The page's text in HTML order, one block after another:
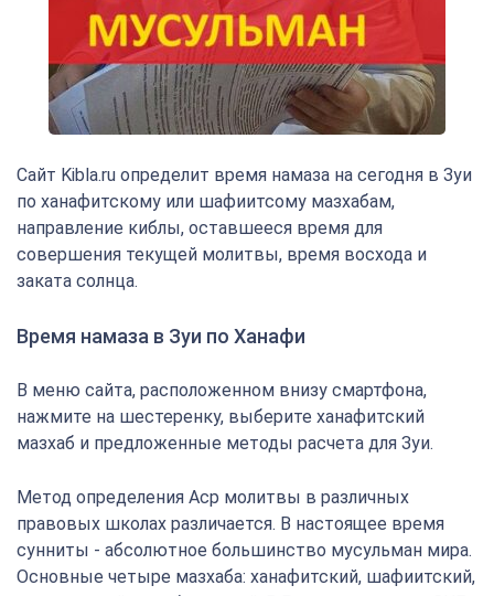
Сайт Kibla.ru определит время намаза на сегодня в Зуи
по ханафитскому или шафиитсому мазхабам,
направление киблы, оставшееся время для
совершения текущей молитвы, время восхода и
заката солнца.
Время намаза в Зуи по Ханафи
В меню сайта, расположенном внизу смартфона,
нажмите на шестеренку, выберите ханафитский
мазхаб и предложенные методы расчета для Зуи.
Метод определения Аср молитвы в различных
правовых школах различается. В настоящее время
сунниты - абсолютное большинство мусульман мира.
Основные четыре мазхаба: ханафитский, шафиитский,